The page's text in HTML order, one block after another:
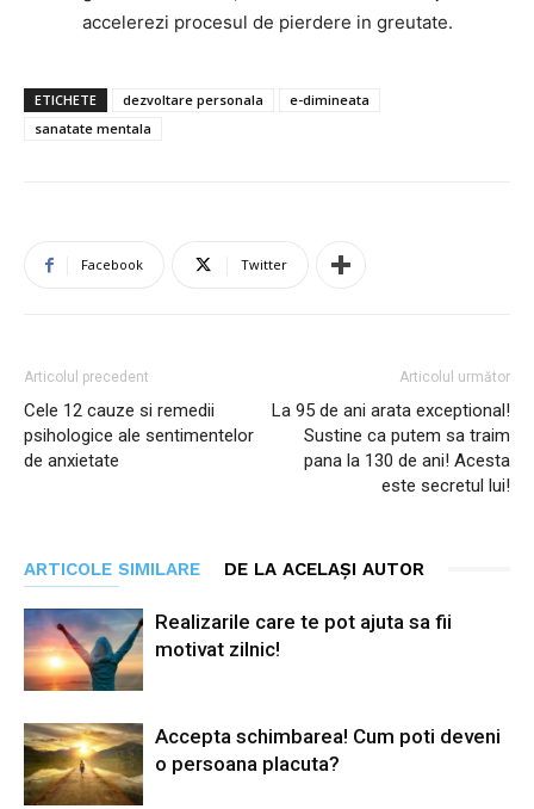
accelerezi procesul de pierdere in greutate.
ETICHETE dezvoltare personala
e-dimineata
sanatate mentala
Facebook Twitter
Articolul precedent
Cele 12 cauze si remedii
psihologice ale sentimentelor
de anxietate
Articolul următor
La 95 de ani arata exceptional!
Sustine ca putem sa traim
pana la 130 de ani! Acesta
este secretul lui!
ARTICOLE SIMILARE DE LA ACELAȘI AUTOR
Realizarile care te pot ajuta sa fii
motivat zilnic!
Accepta schimbarea! Cum poti deveni
o persoana placuta?